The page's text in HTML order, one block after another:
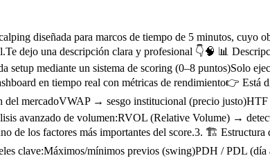
diseñada para marcos de tiempo de 5 minutos, cuyo
dejo una descripción clara y profesional 👇🧠 📊
mediante un sistema de scoring (0–8 puntos)Solo
en tiempo real con métricas de rendimiento👉 Está
mercadoVWAP → sesgo institucional (precio
avanzado de volumen:RVOL (Relative Volume) →
de los factores más importantes del score.3. 🏗️
clave:Máximos/mínimos previos (swing)PDH / PDL